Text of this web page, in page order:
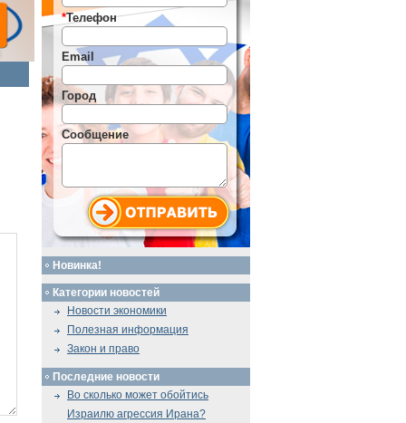
*Телефон
Email
Город
Сообщение
Новинка!
Категории новостей
Новости экономики
Полезная информация
Закон и право
Последние новости
Во сколько может обойтись
Израилю агрессия Ирана?